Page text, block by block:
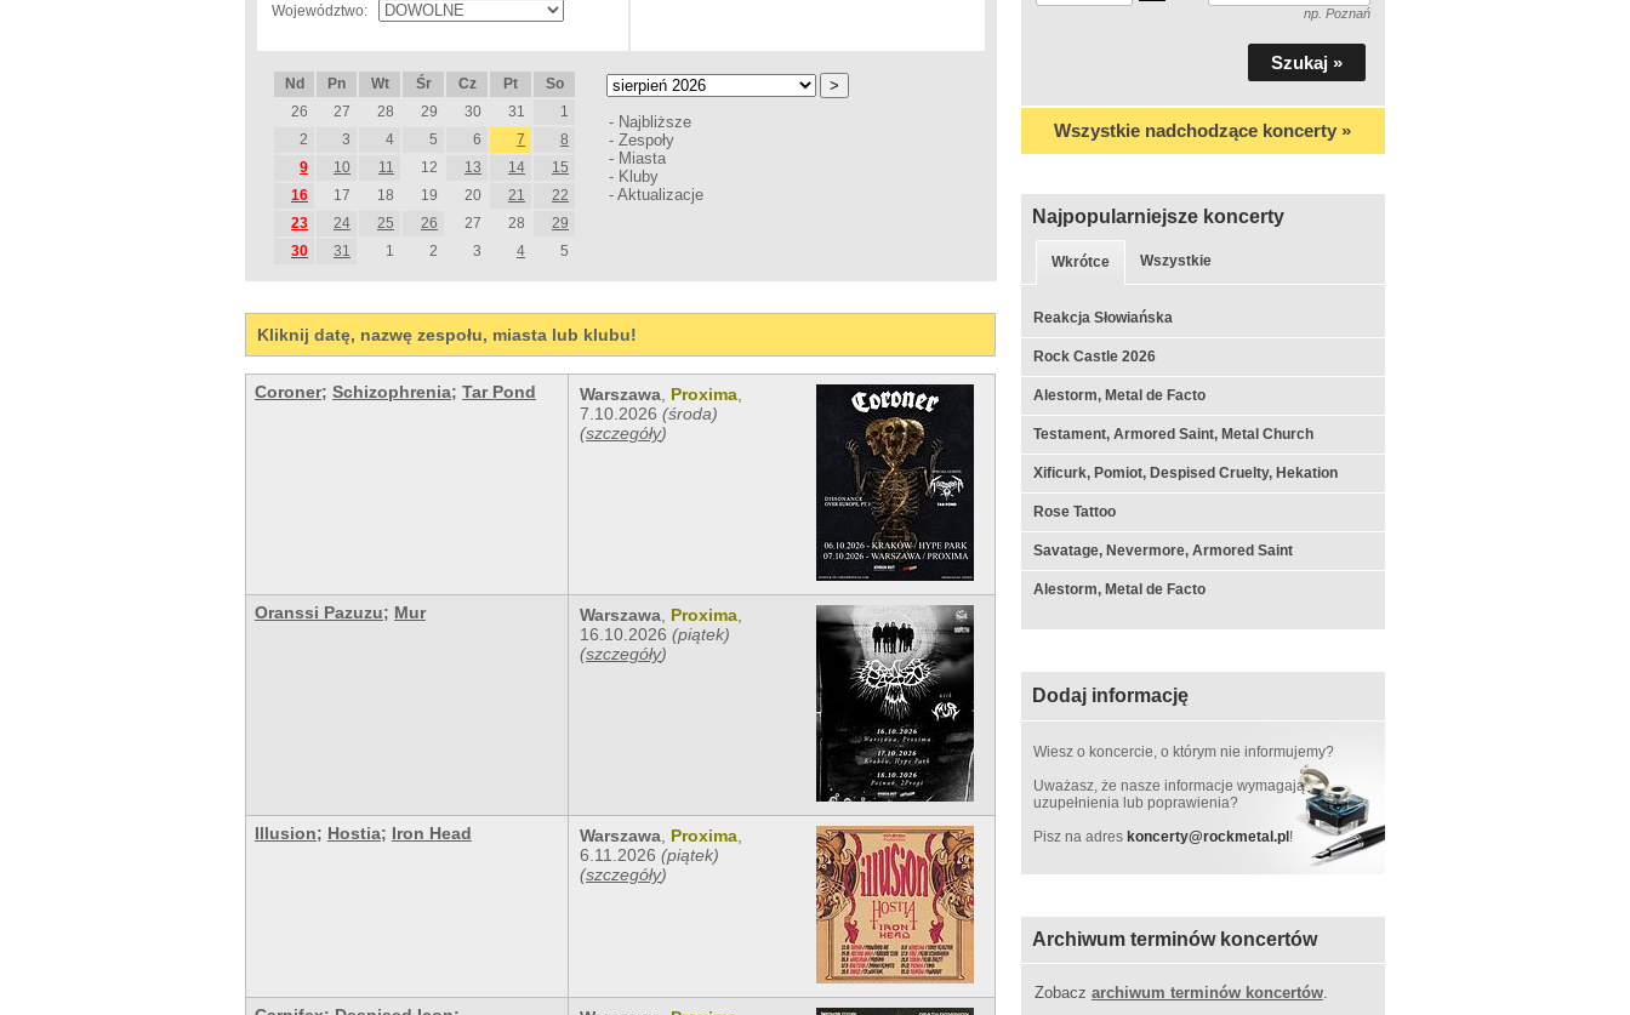
Województwo:
Nd Pn Wt Śr Cz Pt
So
26
27 28 29 30 31
1
2
3 4 5 6 7
8
9
10 11 12 13 14
15
16
17 18 19 20 21
22
23
24 25 26 27 28
29
30
31 1 2 3 4 5
- Najbliższe
- Zespoły
- Miasta
- Kluby
- Aktualizacje
Kliknij datę, nazwę zespołu, miasta lub klubu!
Coroner; Schizophrenia; Tar Pond Warszawa, Proxima,
7.10.2026 (środa)
(szczegóły)
Oranssi Pazuzu; Mur Warszawa, Proxima,
16.10.2026 (piątek)
(szczegóły)
Illusion; Hostia; Iron Head Warszawa, Proxima,
6.11.2026 (piątek)
(szczegóły)
np. Poznań
Wszystkie nadchodzące koncerty »
Najpopularniejsze koncerty
Wkrótce Wszystkie
Reakcja Słowiańska
Rock Castle 2026
Alestorm, Metal de Facto
Testament, Armored Saint, Metal Church
Xificurk, Pomiot, Despised Cruelty, Hekation
Rose Tattoo
Savatage, Nevermore, Armored Saint
Alestorm, Metal de Facto
Dodaj informację
Wiesz o koncercie, o którym nie informujemy?
Uważasz, że nasze informacje wymagają
uzupełnienia lub poprawienia?
Pisz na adres koncerty@rockmetal.pl!
Archiwum terminów koncertów
Zobacz archiwum terminów koncertów.